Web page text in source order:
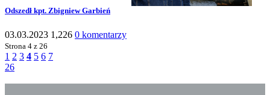
Odszedł kpt. Zbigniew Garbień
03.03.2023 1,226 0 komentarzy
Strona 4 z 26
1 2 3 4 5 6 7
26